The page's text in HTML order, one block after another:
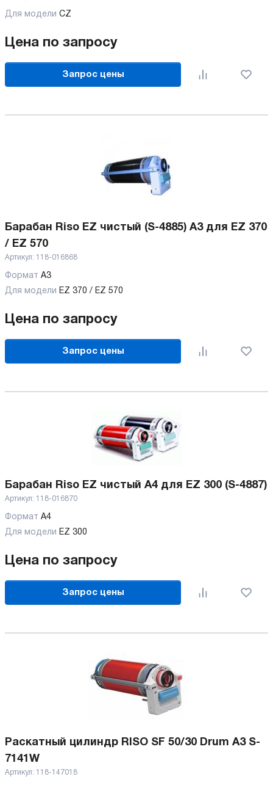
Для модели CZ
Цена по запросу
Запрос цены
Барабан Riso EZ чистый (S-4885) А3 для EZ 370
/ EZ 570
Артикул: 118-016868
Формат А3
Для модели EZ 370 / EZ 570
Цена по запросу
Запрос цены
Барабан Riso EZ чистый А4 для EZ 300 (S-4887)
Артикул: 118-016870
Формат А4
Для модели EZ 300
Цена по запросу
Запрос цены
Раскатный цилиндр RISO SF 50/30 Drum A3 S-
7141W
Артикул: 118-147018